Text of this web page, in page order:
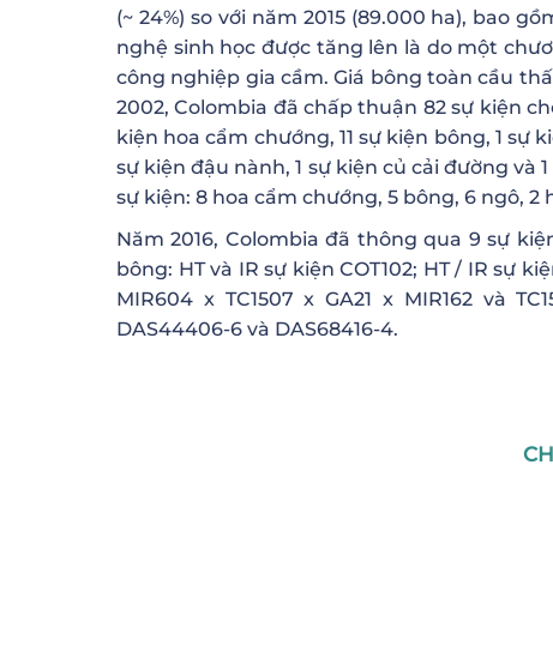
(~ 24%) so với năm 2015 (89.000 ha), bao
nghệ sinh học được tăng lên là do một
công nghiệp gia cầm. Giá bông toàn cầu
2002, Colombia đã chấp thuận 82 sự kiện
kiện hoa cẩm chướng, 11 sự kiện bông, 1 sự
sự kiện đậu nành, 1 sự kiện củ cải đường
sự kiện: 8 hoa cẩm chướng, 5 bông, 6 ngô, 2
Năm 2016, Colombia đã thông qua 9 sự
bông: HT và IR sự kiện COT102; HT / IR sự
MIR604 x TC1507 x GA21 x MIR162 và
DAS44406-6 và DAS68416-4.